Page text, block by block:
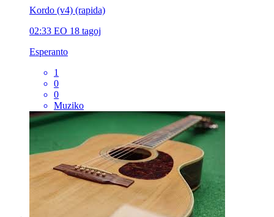
Kordo (v4) (rapida)
02:33 EO 18 tagoj
Esperanto
1
0
0
Muziko